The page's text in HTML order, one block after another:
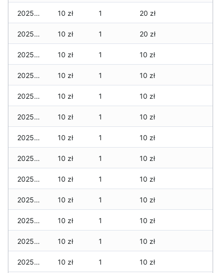
2025-11-30 10 zł 1 20 zł
2025-11-29 10 zł 1 20 zł
2025-11-28 10 zł 1 10 zł
2025-11-27 10 zł 1 10 zł
2025-11-26 10 zł 1 10 zł
2025-11-25 10 zł 1 10 zł
2025-11-24 10 zł 1 10 zł
2025-11-23 10 zł 1 10 zł
2025-11-22 10 zł 1 10 zł
2025-11-21 10 zł 1 10 zł
2025-11-20 10 zł 1 10 zł
2025-11-19 10 zł 1 10 zł
2025-11-18 10 zł 1 10 zł